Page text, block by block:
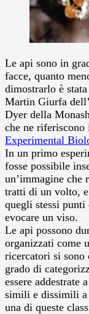
Le api sono in
facce, quanto
dimostrarlo è
Martin Giurfa
Dyer della
che ne
Experimental
In un primo
fosse possibile
un’immagine
tratti di un volto,
quegli stessi punti
evocare un viso.
Le api possono
organizzati come
ricercatori si sono
grado di
essere addestrate
simili e dissimili a
una di queste